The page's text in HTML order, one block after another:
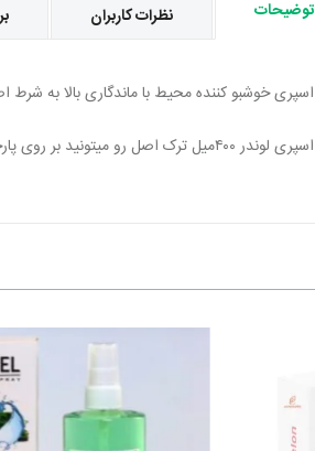
توضیحات نظرات کاربران
اسپری خوشبو کننده محیط با ماندگاری بالا به
اسپری لوندر ۴۰۰میل ترک اصل رو میتونید بر روی پارچه ،مبل، پرده و هوا استفاده کنید